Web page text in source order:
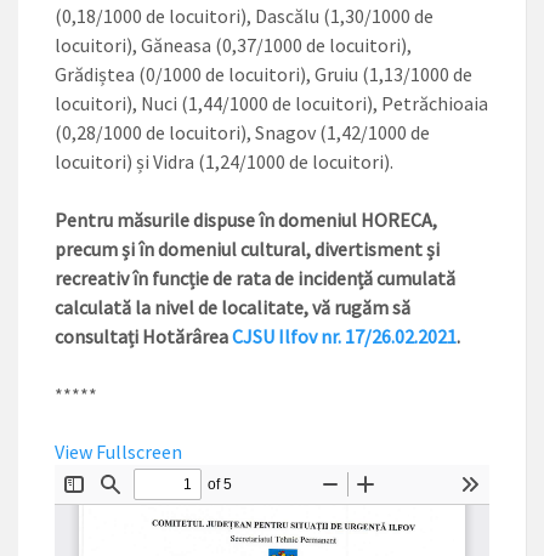
(0,18/1000 de locuitori), Dascălu (1,30/1000 de
locuitori), Găneasa (0,37/1000 de locuitori),
Grădiștea (0/1000 de locuitori), Gruiu (1,13/1000 de
locuitori), Nuci (1,44/1000 de locuitori), Petrăchioaia
(0,28/1000 de locuitori), Snagov (1,42/1000 de
locuitori) și Vidra (1,24/1000 de locuitori).
Pentru măsurile dispuseîn domeniul HORECA,
precum și în domeniul cultural, divertisment și
recreativ în funcție de rata de incidență cumulată
calculată la nivel de localitate, vă rugăm să
consultați HotărâreaCJSU Ilfov nr. 17/26.02.2021.
*****
View Fullscreen